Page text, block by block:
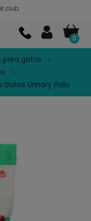
0
para gatos
Urinary Pollo